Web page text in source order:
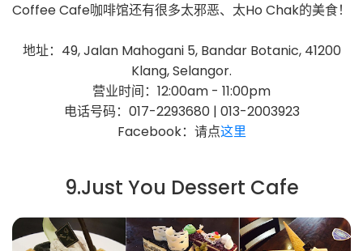
Coffee Cafe咖啡馆还有很多太邪恶、太Ho Chak的美食！
地址：49, Jalan Mahogani 5, Bandar Botanic, 41200
Klang, Selangor.
营业时间：12:00am - 11:00pm
电话号码：017-2293680 | 013-2003923
Facebook：请点这里
9.Just You Dessert Cafe